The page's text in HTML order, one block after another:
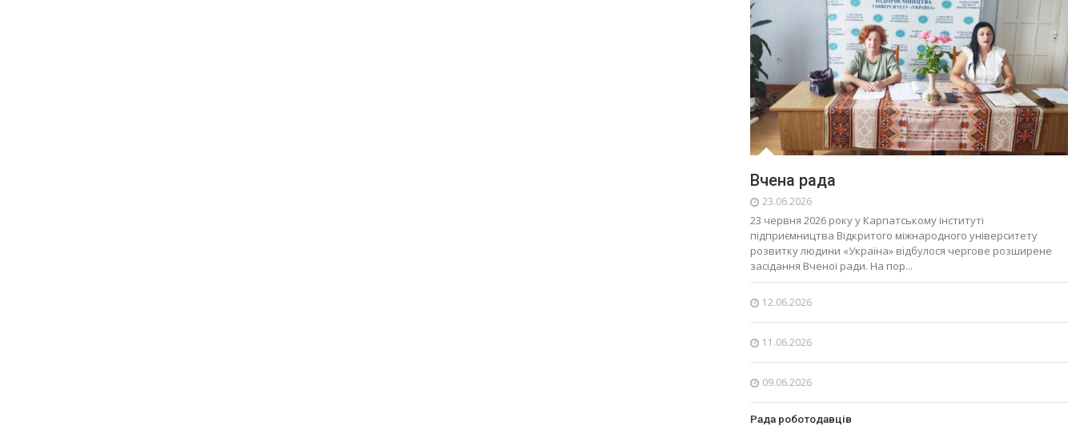
Вчена рада
23.06.2026
23 червня 2026 року у Карпатському інституті
підприємництва Відкритого міжнародного університету
розвитку людини «Україна» відбулося чергове розширене
засідання Вченої ради. На пор...
12.06.2026
11.06.2026
09.06.2026
Рада роботодавців